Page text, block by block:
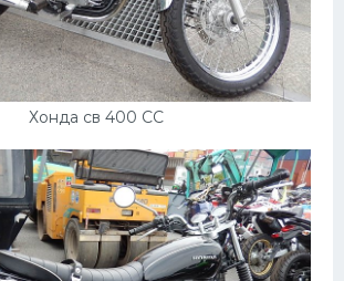
Хонда св 400 СС